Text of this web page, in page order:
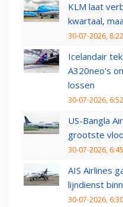
KLM laat
kwartaal,
30-07-2026, 8:22
Icelandair
A320neo's
lossen
30-07-2026, 6:52
US-Bangla
grootste
30-07-2026, 6:45
AIS Airlines
lijndienst
30-07-2026, 6:30